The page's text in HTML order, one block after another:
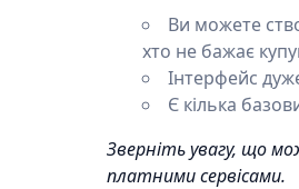
Ви можете
хто не бажає
Інтерфейс
Є кілька
Зверніть увагу, що
платними сервісами.